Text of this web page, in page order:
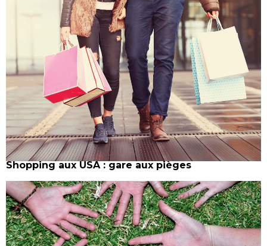
Shopping aux USA : gare aux pièges